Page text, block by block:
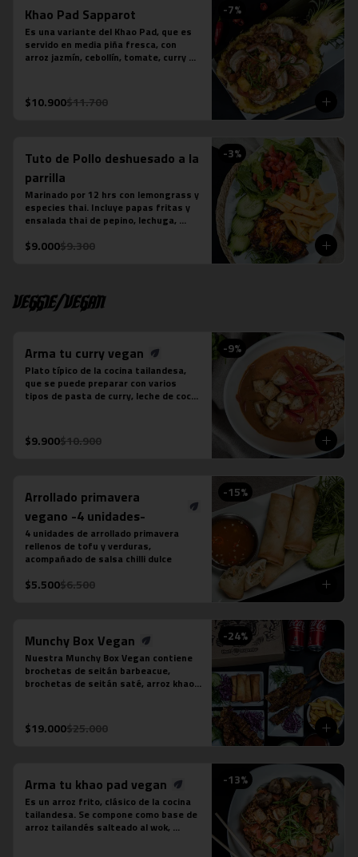
con arroz jazmín
*En local Tobalaba se acompaña
además con papas fritas
-7%
Khao Pad Sapparot
Es una variante del Khao Pad, que es
servido en media piña fresca, con
arroz jazmín, cebollín, tomate, curry
La fotografÍa es referencial, para
delivery no se envÍa cuenco de piña.
$10.900$11.700
-3%
Tuto de Pollo deshuesado a la
parrilla
Marinado por 12 hrs con lemongrass y
especies thai. Incluye papas fritas y
ensalada thai de pepino, lechuga,
$9.000$9.300
Veggie/Vegan
-9%
Arma tu curry vegan
Plato típico de la cocina tailandesa,
que se puede preparar con varios
tipos de pasta de curry, leche de coco
Estos son los ingredientes que
acompañas los distintos currys que
-Panang: Maní y pimentón rojo
-Rojo: Cebolla morada, albahaca
fresca, jugo de piña y tomate
-Verde: Berenjenas, cebolla morada y
albahaca fresca
$9.900$10.900
-15%
Arrollado primavera
vegano -4 unidades-
4 unidades de arrollado primavera
rellenos de tofu y verduras,
acompañado de salsa chilli dulce
$5.500$6.500
-24%
Munchy Box Vegan
Nuestra Munchy Box Vegan contiene
brochetas de seitán barbeacue,
brochetas de seitán saté, arroz khao
bebidas en lata a tu elección.
$19.000$25.000
-13%
Arma tu khao pad vegan
Es un arroz frito, clásico de la cocina
tailandesa. Se compone como base de
arroz tailandés salteado al wok,